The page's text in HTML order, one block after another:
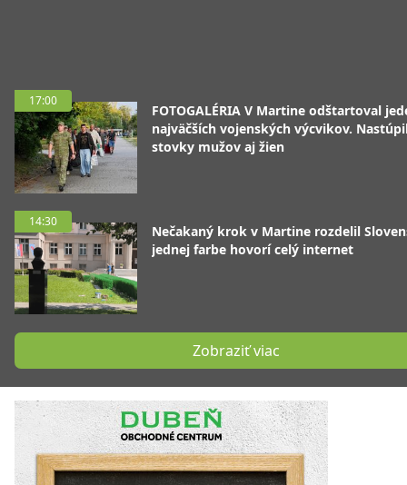
17:00
FOTOGALÉRIA V Martine odštartoval
najväčších vojenských výcvikov.
stovky mužov aj žien
14:30
Nečakaný krok v Martine rozdelil
jednej farbe hovorí celý internet
Zobraziť viac